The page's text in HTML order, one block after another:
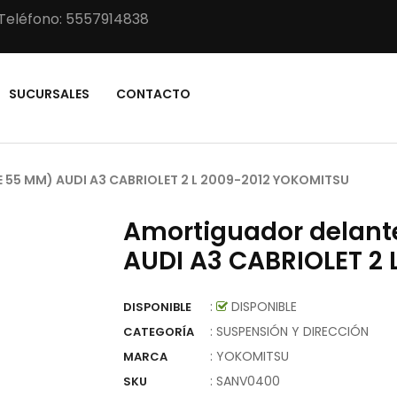
5557914838
SUCURSALES CONTACTO
55 MM) AUDI A3 CABRIOLET 2 L 2009-2012 YOKOMITSU
Amortiguador
AUDI A3 CABRIOLET
DISPONIBLE : DISPONIBLE
CATEGORÍA : SUSPENSIÓN Y DIRECCIÓN
MARCA : YOKOMITSU
SKU : SANV0400